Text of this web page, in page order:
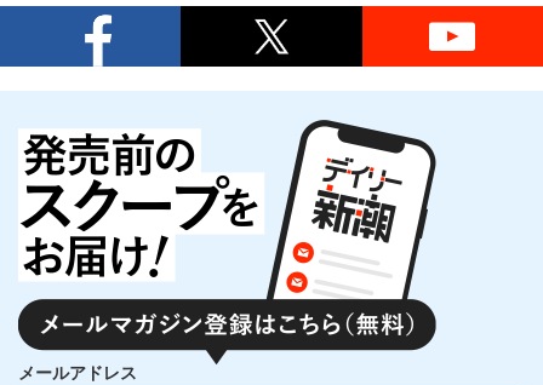
メールアドレス